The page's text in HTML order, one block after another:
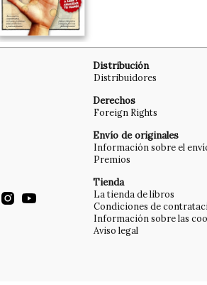
Distribución
Distribuidores
Derechos
Foreign Rights
Envío de originales
Información sobre el
Premios
Tienda
La tienda de libros
Condiciones de
Información sobre las
Aviso legal